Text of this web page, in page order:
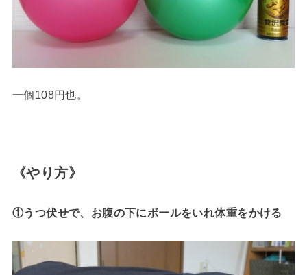
一個108円也。
《やり方》
①うつ伏せで、お腹の下にボールをいれ体重をかける